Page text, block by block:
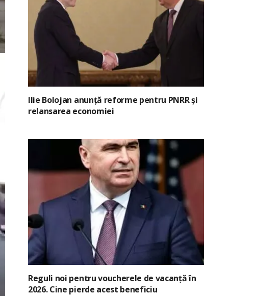
Ilie Bolojan anunță reforme pentru PNRR și
relansarea economiei
Reguli noi pentru voucherele de vacanță în
2026. Cine pierde acest beneficiu